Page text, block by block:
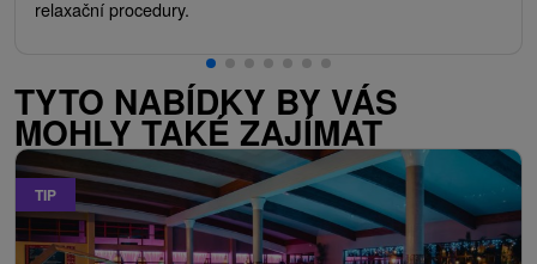
relaxační procedury.
TYTO NABÍDKY BY VÁS
MOHLY TAKÉ ZAJÍMAT
TIP